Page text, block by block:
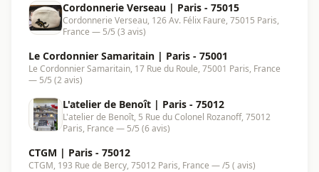
Cordonnerie Verseau | Paris - 75015
Cordonnerie Verseau, 126 Av. Félix Faure, 75015 Paris,
France — 5/5 (3 avis)
Le Cordonnier Samaritain | Paris - 75001
Le Cordonnier Samaritain, 17 Rue du Roule, 75001 Paris, France
— 5/5 (2 avis)
L'atelier de Benoît | Paris - 75012
L'atelier de Benoît, 5 Rue du Colonel Rozanoff, 75012
Paris, France — 5/5 (6 avis)
CTGM | Paris - 75012
CTGM, 193 Rue de Bercy, 75012 Paris, France — /5 ( avis)